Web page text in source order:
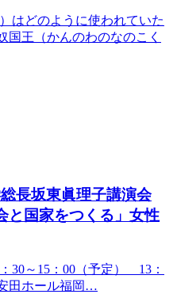
はどのように使われていた
国王（かんのわのなのこく
長坂東眞理子講演会
と国家をつくる」女性
30～15：00（予定） 13：
田ホール福岡…